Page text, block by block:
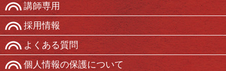
講師専用
採用情報
よくある質問
個人情報の保護について